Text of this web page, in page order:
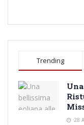
Trending
28